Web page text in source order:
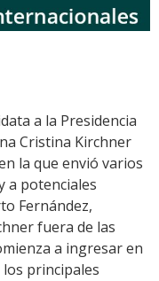
a la Presidencia
Cristina Kirchner
la que envió varios
a potenciales
Fernández,
fuera de las
a ingresar en
principales